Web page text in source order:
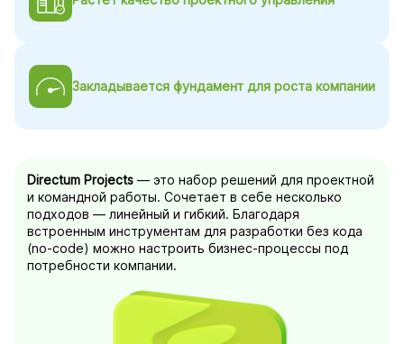
Закладывается фундамент для роста компании
Directum Projects — это набор решений для проектной
и командной работы. Сочетает в себе несколько
подходов — линейный и гибкий. Благодаря
встроенным инструментам для разработки без кода
(no-code) можно настроить бизнес-процессы под
потребности компании.